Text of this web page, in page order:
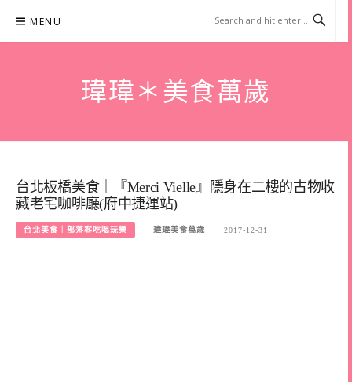
content
MENU
瑋瑋＊美食萬歲
台北板橋美食｜『Merci Vielle』隱身在二樓的古物收
藏老宅咖啡廳(府中捷運站)
台北美食｜部落客吃喝玩樂 瑋瑋美食萬歲 2017-12-31